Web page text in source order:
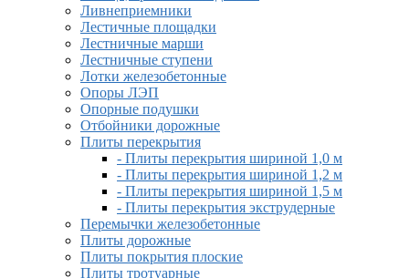
Ливнеприемники
Лестичные площадки
Лестничные марши
Лестничные ступени
Лотки железобетонные
Опоры ЛЭП
Опорные подушки
Отбойники дорожные
Плиты перекрытия
- Плиты перекрытия шириной 1,0 м
- Плиты перекрытия шириной 1,2 м
- Плиты перекрытия шириной 1,5 м
- Плиты перекрытия экструдерные
Перемычки железобетонные
Плиты дорожные
Плиты покрытия плоские
Плиты тротуарные